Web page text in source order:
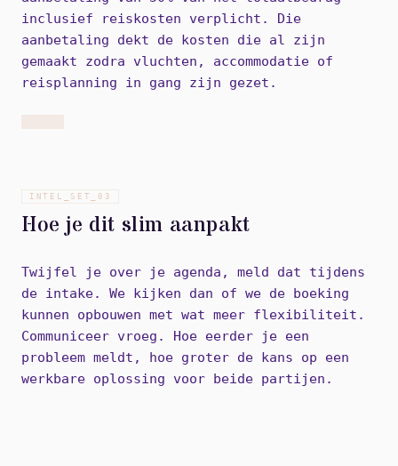
inclusief reiskosten verplicht. Die
aanbetaling dekt de kosten die al zijn
gemaakt zodra vluchten, accommodatie of
reisplanning in gang zijn gezet.
INTEL_SET_ 03
Hoe je dit slim aanpakt
Twijfel je over je agenda, meld dat tijdens
de intake. We kijken dan of we de boeking
kunnen opbouwen met wat meer flexibiliteit.
Communiceer vroeg. Hoe eerder je een
probleem meldt, hoe groter de kans op een
werkbare oplossing voor beide partijen.